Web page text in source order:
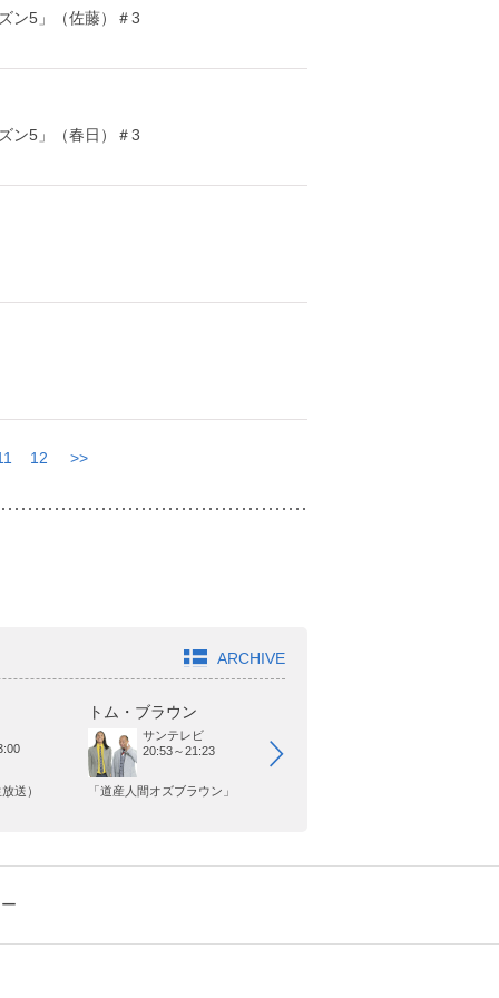
ン5」（佐藤）＃3
ン5」（春日）＃3
12 >>
送）
トム・ブラウン
サンテレビ
20:53～21:23
「道産人間オズブラウン」
ARCHIVE